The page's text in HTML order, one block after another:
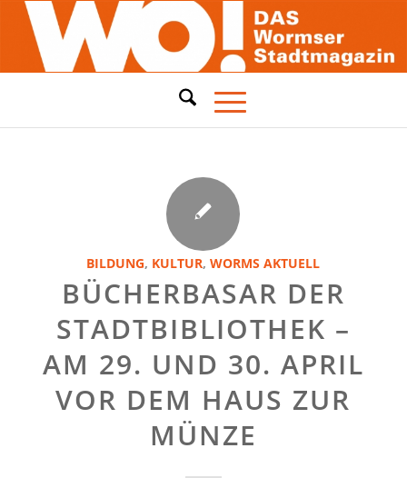
BILDUNG, KULTUR,WORMS AKTUELL
BÜCHERBASAR DER
STADTBIBLIOTHEK –
AM 29. UND 30. APRIL
VOR DEM HAUS ZUR
MÜNZE